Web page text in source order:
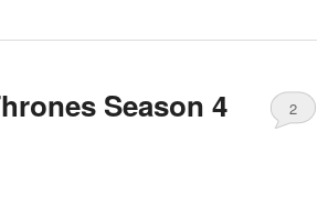
Season 4
2